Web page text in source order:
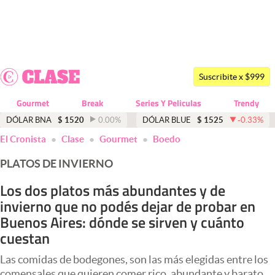
Dólar
Economía y Política
Finanzas y Mercados
Mercados Online
Negocios
Columnistas
Otras secciones
Apertura
Suscribite x $999
Gourmet Break Series Y Peliculas Trendy
DÓLAR BNA $ 1520 0.00% DÓLAR BLUE $ 1525 -0.33%
El Cronista Clase Gourmet Boedo
PLATOS DE INVIERNO
Los dos platos más abundantes y de
invierno que no podés dejar de probar en
Buenos Aires: dónde se sirven y cuánto
cuestan
Las comidas de bodegones, son las más elegidas entre los